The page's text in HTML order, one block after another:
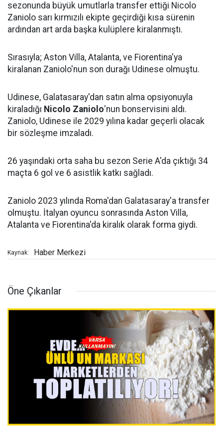
sezonunda büyük umutlarla transfer ettiği Nicolo
Zaniolo sarı kırmızılı ekipte geçirdiği kısa sürenin
ardından art arda başka kulüplere kiralanmıştı.
Sırasıyla; Aston Villa, Atalanta, ve Fiorentina'ya
kiralanan Zaniolo'nun son durağı Udinese olmuştu.
Udinese, Galatasaray'dan satın alma opsiyonuyla
kiraladığı Nicolo Zaniolo'nun bonservisini aldı.
Zaniolo, Udinese ile 2029 yılına kadar geçerli olacak
bir sözleşme imzaladı.
26 yaşındaki orta saha bu sezon Serie A'da çıktığı 34
maçta 6 gol ve 6 asistlik katkı sağladı.
Zaniolo 2023 yılında Roma'dan Galatasaray'a transfer
olmuştu. İtalyan oyuncu sonrasında Aston Villa,
Atalanta ve Fiorentina'da kiralık olarak forma giydi.
Kaynak: Haber Merkezi
Öne Çıkanlar